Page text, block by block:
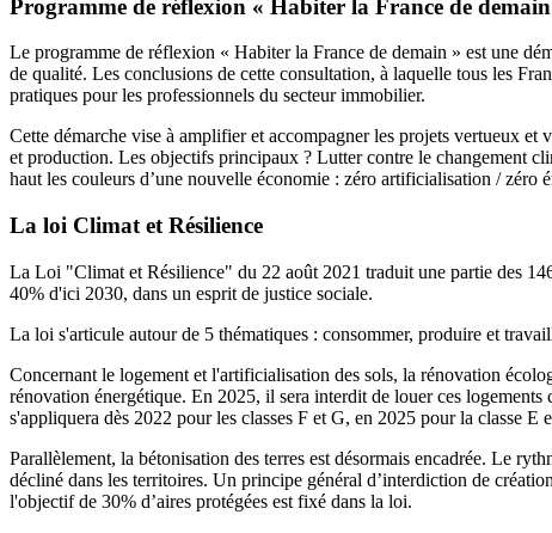
Programme de réflexion « Habiter la France de
Le programme de réflexion « Habiter la France de demain » est une
de qualité. Les conclusions de cette consultation, à laquelle tous les
pratiques pour les professionnels du secteur immobilier.
Cette démarche vise à amplifier et accompagner les projets vertueux
et production. Les objectifs principaux ? Lutter contre le changement
haut les couleurs d’une nouvelle économie : zéro artificialisation / zéro
La loi Climat et Résilience
La Loi "Climat et Résilience" du 22 août 2021 traduit une partie des
40% d'ici 2030, dans un esprit de justice sociale.
La loi s'articule autour de 5 thématiques : consommer, produire et
Concernant le logement et l'artificialisation des sols, la rénovation
rénovation énergétique. En 2025, il sera interdit de louer ces
s'appliquera dès 2022 pour les classes F et G, en 2025 pour la classe E
Parallèlement, la bétonisation des terres est désormais encadrée. Le
décliné dans les territoires. Un principe général d’interdiction de
l'objectif de 30% d’aires protégées est fixé dans la loi.